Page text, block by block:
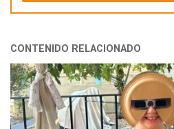
CONTENIDO RELACIONADO